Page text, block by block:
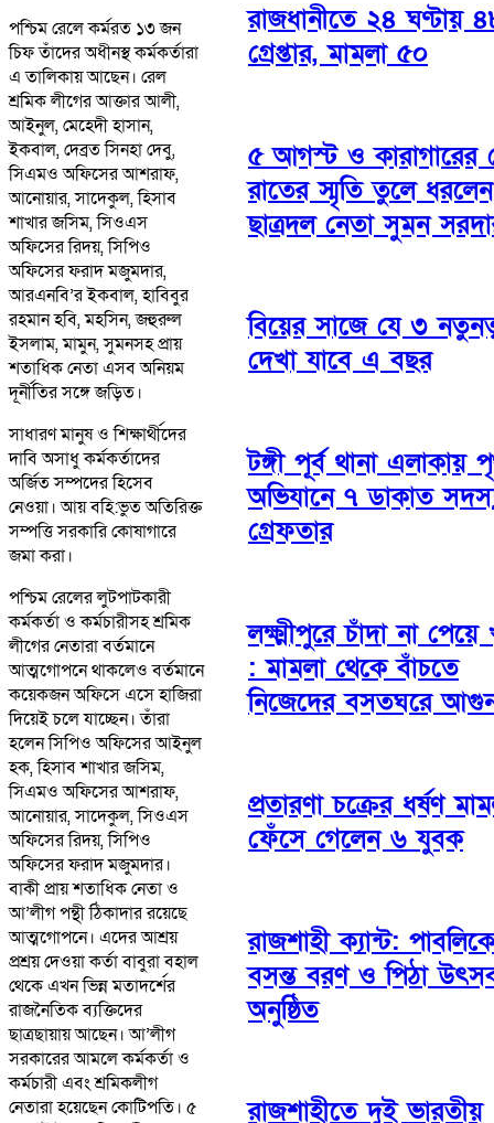
পশ্চিম রেলে কর্মরত ১৩ জন
চিফ তাঁদের অধীনস্থ কর্মকর্তারা
এ তালিকায় আছেন। রেল
শ্রমিক লীগের আক্তার আলী,
আইনুল, মেহেদী হাসান,
ইকবাল, দেব্রত সিনহা দেবু,
সিএমও অফিসের আশরাফ,
আনোয়ার, সাদেকুল, হিসাব
শাখার জসিম, সিওএস
অফিসের রিদয়, সিপিও
অফিসের ফরাদ মজুমদার,
আরএনবি’র ইকবাল, হাবিবুর
রহমান হবি, মহসিন, জহুরুল
ইসলাম, মামুন, সুমনসহ প্রায়
শতাধিক নেতা এসব অনিয়ম
দূর্নীতির সঙ্গে জড়িত।
সাধারণ মানুষ ও শিক্ষার্থীদের
দাবি অসাধু কর্মকর্তাদের
অর্জিত সম্পদের হিসেব
নেওয়া। আয় বহি:ভুত অতিরিক্ত
সম্পত্তি সরকারি কোষাগারে
জমা করা।
পশ্চিম রেলের লুটপাটকারী
কর্মকর্তা ও কর্মচারীসহ শ্রমিক
লীগের নেতারা বর্তমানে
আত্মগোপনে থাকলেও বর্তমানে
কয়েকজন অফিসে এসে হাজিরা
দিয়েই চলে যাচ্ছেন। তাঁরা
হলেন সিপিও অফিসের আইনুল
হক, হিসাব শাখার জসিম,
সিএমও অফিসের আশরাফ,
আনোয়ার, সাদেকুল, সিওএস
অফিসের রিদয়, সিপিও
অফিসের ফরাদ মজুমদার।
বাকী প্রায় শতাধিক নেতা ও
আ’লীগ পন্থী ঠিকাদার রয়েছে
আত্মগোপনে। এদের আশ্রয়
প্রশ্রয় দেওয়া কর্তা বাবুরা বহাল
থেকে এখন ভিন্ন মতাদর্শের
রাজনৈতিক ব্যক্তিদের
ছাত্রছায়ায় আছেন। আ’লীগ
সরকারের আমলে কর্মকর্তা ও
কর্মচারী এবং শ্রমিকলীগ
নেতারা হয়েছেন কোটিপতি। ৫
রাজধানীতে ২৪ ঘণ্টায়
গ্রেপ্তার, মামলা ৫০
৫ আগস্ট ও কারাগারের
রাতের স্মৃতি তুলে ধরলেন
ছাত্রদল নেতা সুমন
বিয়ের সাজে যে ৩
দেখা যাবে এ বছর
টঙ্গী পূর্ব থানা এলাকায়
অভিযানে ৭ ডাকাত
গ্রেফতার
লক্ষ্মীপুরে চাঁদা না
: মামলা থেকে বাঁচতে
নিজেদের বসতঘরে
প্রতারণা চক্রের ধর্ষণ
ফেঁসে গেলেন ৬ যুবক
রাজশাহী ক্যান্ট: পাবলিকে
বসন্ত বরণ ও পিঠা
অনুষ্ঠিত
রাজশাহীতে দুই ভারতীয়